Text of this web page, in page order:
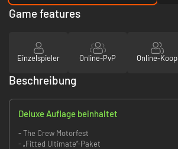
Game features
Einzelspieler Online-PvP Online-Koop
Beschreibung
Deluxe Auflage beinhaltet
- The Crew Motorfest
- „Fitted Ultimate“-Paket